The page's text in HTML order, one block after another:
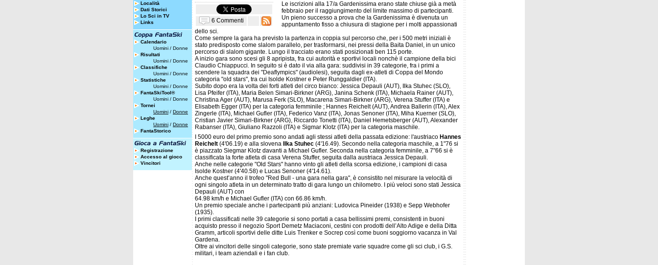
Località
Dati Storici
Lo Sci in TV
Links
Calendario
Uomini / Donne
Risultati
Uomini / Donne
Classifiche
Uomini / Donne
Statistiche
Uomini / Donne
FantaSkiTool®
Uomini / Donne
Tornei
Uomini / Donne
Leghe
Uomini / Donne
FantaStorico
Registrazione
Accesso al gioco
Vincitori
6 Commenti
Le iscrizioni alla 17/a Gardenissima erano state chiuse già a metà
febbraio per il raggiungimento del limite massimo di partecipanti.
Un pieno successo a prova che la Gardenissima è divenuta un
appuntamento fisso a chiusura di stagione per i molti appassionati
dello sci.
Come sempre la gara ha previsto la partenza in coppia sul percorso che, per i 500 metri iniziali è
stato predisposto come slalom parallelo, per trasformarsi, nei pressi della Baita Daniel, in un unico
percorso di slalom gigante. Lungo il tracciato erano stati posizionati ben 115 porte.
A inizio gara sono scesi gli 8 apripista, fra cui autorità e sportivi locali nonchè il campione della bici
Claudio Chiappucci. In seguito si è dato il via alla gara: suddivisi in 39 categorie, fra i primi a
scendere la squadra dei "Deaflympics" (audiolesi), seguita dagli ex-atleti di Coppa del Mondo
categoria "old stars", tra cui Isolde Kostner e Peter Runggaldier (ITA).
Subito dopo era la volta dei forti atleti del circo bianco: Jessica Depauli (AUT), Ilka Stuhec (SLO),
Lisa Pfeifer (ITA), Maria Belen Simari-Birkner (ARG), Janina Schenk (ITA), Michaela Rainer (AUT),
Christina Ager (AUT), Marusa Ferk (SLO), Macarena Simari-Birkner (ARG), Verena Stuffer (ITA) e
Elisabeth Egger (ITA) per la categoria femminile ; Hannes Reichelt (AUT), Andrea Ballerin (ITA), Alex
Zingerle (ITA), Michael Gufler (ITA), Federico Vanz (ITA), Jonas Senoner (ITA), Miha Kuerner (SLO),
Cristian Javier Simari-Birkner (ARG), Riccardo Tonetti (ITA), Daniel Hemetsberger (AUT), Alexander
Rabanser (ITA), Giuliano Razzoli (ITA) e Sigmar Klotz (ITA) per la categoria maschile.
I 5000 euro del primo premio sono andati agli stessi atleti della passata edizione: l'austriaco Hannes
Reichelt (4'06.19) e alla slovena Ilka Stuhec (4'16.49). Secondo nella categoria maschile, a 1"76 si
è piazzato Siegmar Klotz davanti a Michael Gufler. Seconda nella categoria femminile, a 7"66 si è
classificata la forte atleta di casa Verena Stuffer, seguita dalla austriaca Jessica Depauli.
Anche nelle categorie "Old Stars" hanno vinto gli atleti della scorsa edizione, i campioni di casa
Isolde Kostner (4'40.58) e Lucas Senoner (4'14.61).
Anche quest’anno il trofeo "Red Bull - una gara nella gara", è consistito nel misurare la velocità di
ogni singolo atleta in un determinato tratto di gara lungo un chilometro. I più veloci sono stati Jessica
Depauli (AUT) con
64.98 km/h e Michael Gufler (ITA) con 66.86 km/h.
Un premio speciale anche i partecipanti più anziani: Ludovica Pineider (1938) e Sepp Webhofer
(1935).
I primi classificati nelle 39 categorie si sono portati a casa bellissimi premi, consistenti in buoni
acquisto presso il negozio Sport Demetz Maciaconi, cestini con prodotti dell’Alto Adige e della Ditta
Gramm, articoli sportivi delle ditte Luis Trenker e Socrep così come buoni soggiorno vacanza in Val
Gardena.
Oltre ai vincitori delle singoli categorie, sono state premiate varie squadre come gli sci club, i G.S.
militari, i team aziendali e i fan club.